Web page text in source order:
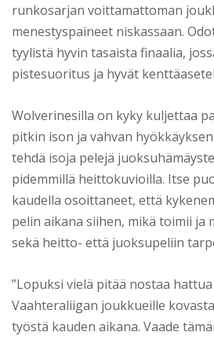
runkosarjan voittamattoman
menestyspaineet niskassaan.
tyylistä hyvin tasaista finaalia,
pistesuoritus ja hyvät
Wolverinesilla on kyky kuljettaa
pitkin ison ja vahvan
tehdä isoja pelejä
pidemmillä heittokuvioilla. Itse
kaudella osoittaneet, että
pelin aikana siihen, mikä toimii ja
sekä heitto- että juoksupeliin
”Lopuksi vielä pitää nostaa
Vaahteraliigan joukkueille
työstä kauden aikana. Vaade